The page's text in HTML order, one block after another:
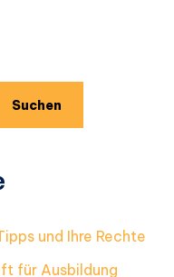
Suchen
und Ihre Rechte
für Ausbildung